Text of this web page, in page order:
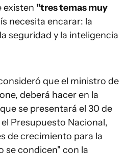
existen "tres temas muy
necesita encarar: la
seguridad y la inteligencia
que el ministro de
deberá hacer en la
se presentará el 30 de
Presupuesto Nacional,
de crecimiento para la
se condicen" con la